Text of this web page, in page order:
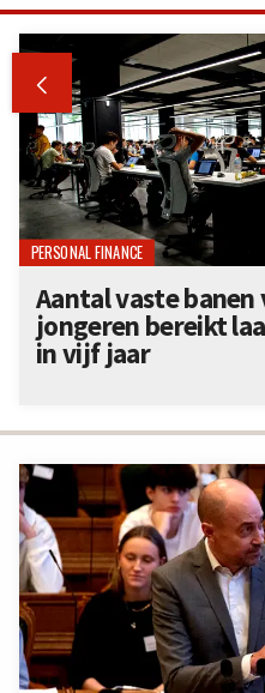

PERSONAL FINANCE
Aantal vaste banen
jongeren bereikt
in vijf jaar